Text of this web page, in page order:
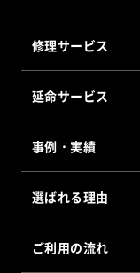
修理サービス
延命サービス
事例・実績
選ばれる理由
ご利用の流れ